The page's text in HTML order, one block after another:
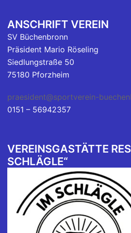
ANSCHRIFT VEREIN
SV Büchenbronn
Präsident Mario Röseling
Siedlungstraße 50
75180 Pforzheim
praesident@sportverein-
0151 – 56942357
VEREINSGASTÄTTE
SCHLÄGLE“